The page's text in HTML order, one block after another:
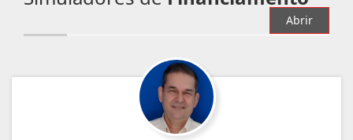
Abrir